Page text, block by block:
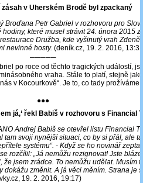
v Uherském Brodě byl zpackaný
Broďana Petr Gabriel v rozhovoru pro
které musel strávit 24. února 2015
Družba, kde vyšinutý vrah
nevinné hosty. (deník.cz, 19. 2. 2016,
─────
po roce od těchto tragických událostí,
vraha. Stále to platí, stejně
v Kocourkově“. Je to, co tady
●●●
já,‘ řekl Babiš v rozhovoru s Financial
Andrej Babiš se otevřel listu Financial
tam svoji nynější situaci, co by si přál, ale
systému“. - Když se ho novinář
rozčílil: „Já nemůžu rezignovat! Jste
jsem zrádce. To nemůžu udělat. Musím
dokážu změnit. A já věci měním. Strana je
19. 2. 2016, 19:17)